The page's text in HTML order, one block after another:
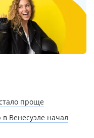
проще
Венесуэле начал